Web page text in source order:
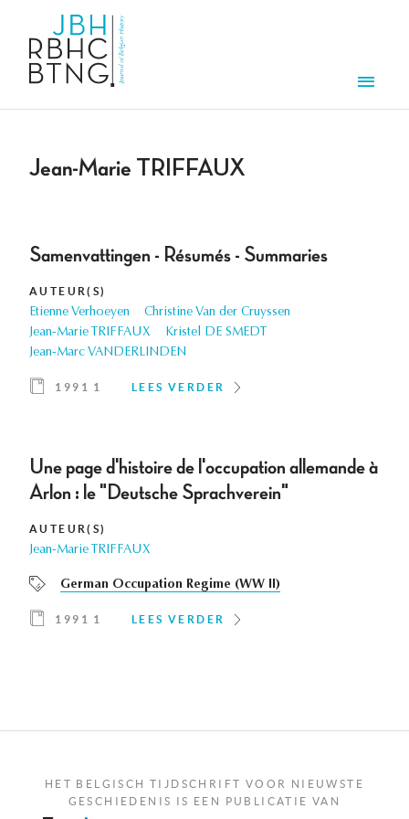
Jean-Marie TRIFFAUX
Samenvattingen - Résumés - Summaries
AUTEUR(S)
Etienne Verhoeyen
Christine Van der Cruyssen
Jean-Marie TRIFFAUX
Kristel DE SMEDT
Jean-Marc VANDERLINDEN
1991 1 LEES VERDER
Une page d'histoire de l'occupation allemande à
Arlon : le "Deutsche Sprachverein"
AUTEUR(S)
Jean-Marie TRIFFAUX
German Occupation Regime (WW II)
1991 1 LEES VERDER
HET BELGISCH TIJDSCHRIFT VOOR NIEUWSTE
GESCHIEDENIS IS EEN PUBLICATIE VAN